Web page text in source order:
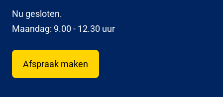
Nu gesloten.
Maandag: 9.00 - 12.30 uur
Afspraak maken